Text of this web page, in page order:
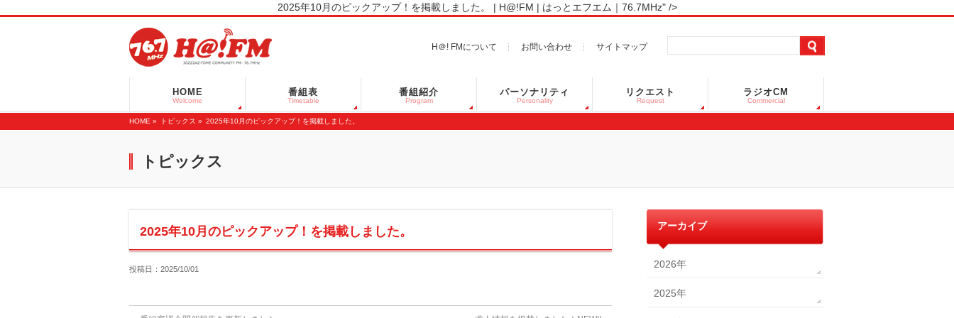
2025年10月のピックアップ！を掲載しました。 | H@!FM | はっとエフエム｜76.7MHz" />
H＠! FMについて お問い合わせ サイトマップ
HOME
Welcome
番組表
Timetable
番組紹介
Program
パーソナリティ
Personality
リクエスト
Request
ラジオCM
Commercial
HOME » トピックス » 2025年10月のピックアップ！を掲載しました。
トピックス
2025年10月のピックアップ！を掲載しました。
投稿日：2025/10/01
アーカイブ
2026年
2025年